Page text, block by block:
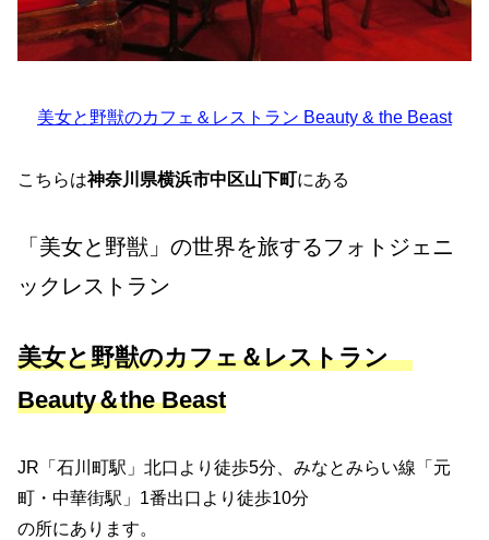
美女と野獣のカフェ＆レストラン Beauty & the Beast
こちらは神奈川県横浜市中区山下町にある
「美女と野獣」の世界を旅するフォトジェニ
ックレストラン
美女と野獣のカフェ＆レストラン
Beauty＆the Beast
JR「石川町駅」北口より徒歩5分、みなとみらい線「元
町・中華街駅」1番出口より徒歩10分
の所にあります。